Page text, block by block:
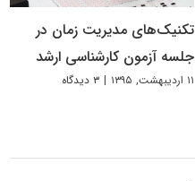
تکنیک‌های مدیریت زمان در
جلسه آزمون کارشناسی ارشد
۱۱ اردیبهشت, ۱۳۹۵ | ۳ دیدگاه